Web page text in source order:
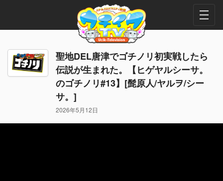
聖地DEL唐津でゴチノリ初実戦したら
伝説が生まれた。【ヒゲヤルシーサ。
のゴチノリ#13】[髭原人/ヤルヲ/シー
サ。]
2026年5月12日